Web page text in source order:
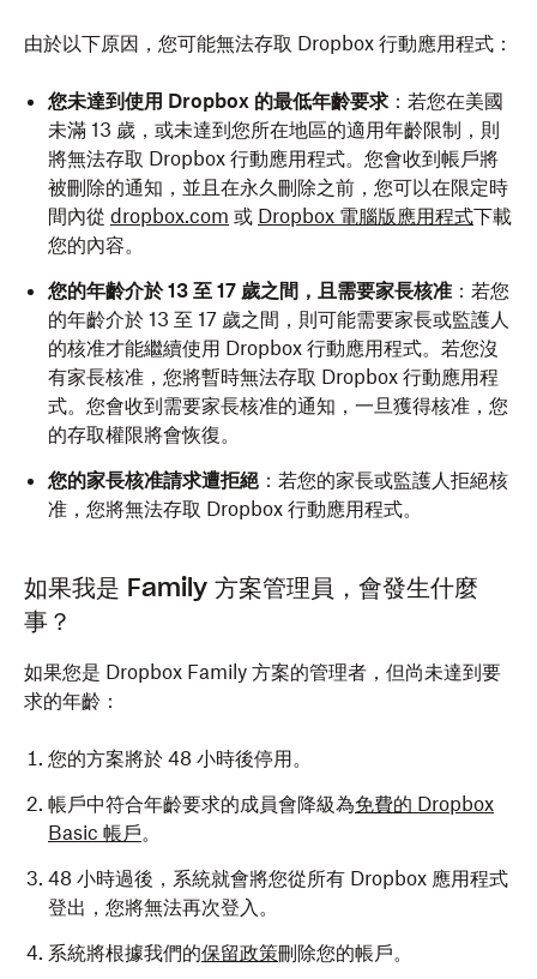
由於以下原因，您可能無法存取 Dropbox 行動應用程式：
您未達到使用 Dropbox 的最低年齡要求 ：若您在美國
未滿 13 歲，或未達到您所在地區的適用年齡限制，則
將無法存取 Dropbox 行動應用程式。您會收到帳戶將
被刪除的通知，並且在永久刪除之前 ，您可以在限定時
間內從 dropbox.com 或 Dropbox 電腦版應用程式下載
您的內容。
您的年齡介於 13 至 17 歲之間，且需要家長核准 ：若您
的年齡介於 13 至 17 歲之間，則可能需要家長或監護人
的核准才能繼續使用 Dropbox 行動應用程式。若您沒
有家長核准，您將暫時無法存取 Dropbox 行動應用程
式。您會收到需要家長核准的通知，一旦獲得核准，您
的存取權限將會恢復。
您的家長核准請求遭拒絕 ：若您的家長或監護人拒絕核
准，您將無法存取 Dropbox 行動應用程式。
如果我是 Family 方案管理員，會發生什麼
事？
如果您是 Dropbox Family 方案的管理者，但尚未達到要
求的年齡：
您的方案將於 48 小時後停用。
帳戶中符合年齡要求的成員會降級為免費的 Dropbox
Basic 帳戶。
48 小時過後，系統就會將您從所有 Dropbox 應用程式
登出，您將無法再次登入。
系統將根據我們的保留政策刪除您的帳戶。